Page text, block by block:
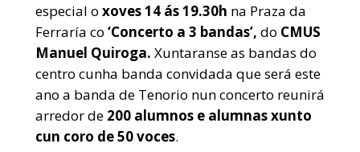
especial o xoves 14 ás 19.30h na Praza da
Ferraría co ‘Concerto a 3 bandas’, do CMUS
Manuel Quiroga. Xuntaranse as bandas do
centro cunha banda convidada que será este
ano a banda de Tenorio nun concerto reunirá
arredor de 200 alumnos e alumnas xunto
cun coro de 50 voces.